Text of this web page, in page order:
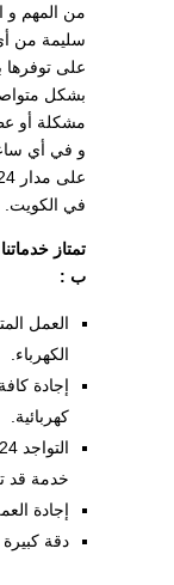
من المهم و
سليمة من
على
بشكل
مشكلة أو
و في أي
في الكويت.
تمتاز
ب :
العمل
الكهرباء.
إجادة
كهربائية.
خدمة قد
إجادة
دقة